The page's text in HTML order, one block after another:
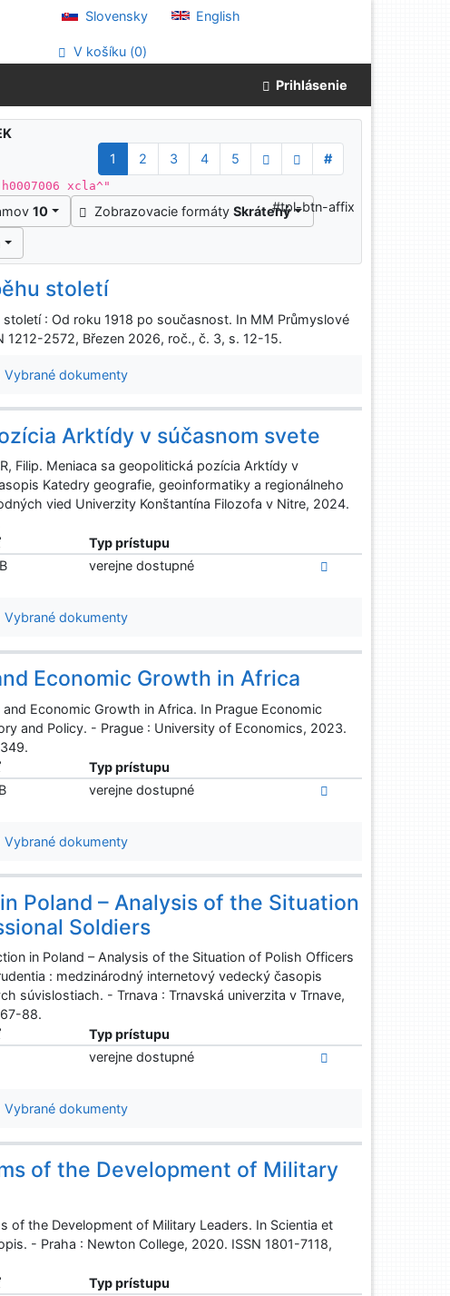
Slovensky English
V košíku (0)
Prihlásenie
1 2 3 4 5
#
xcla^"
10 Zobrazovacie formátySkrátený#tpl-btn-affix
století
: Od roku 1918 po současnost. In MM Průmyslové
2572, Březen 2026, roč., č. 3, s. 12-15.
Vybrané dokumenty
Arktídy v súčasnom svete
Filip. Meniaca sa geopolitická pozícia Arktídy v
Katedry geografie, geoinformatiky a regionálneho
vied Univerzity Konštantína Filozofa v Nitre, 2024.
Typ prístupu
verejne dostupné
Vybrané dokumenty
Economic Growth in Africa
Economic Growth in Africa. In Prague Economic
and Policy. - Prague : University of Economics, 2023.
Typ prístupu
verejne dostupné
Vybrané dokumenty
Poland – Analysis of the Situation
Soldiers
in Poland – Analysis of the Situation of Polish Officers
: medzinárodný internetový vedecký časopis
súvislostiach. - Trnava : Trnavská univerzita v Trnave,
88.
Typ prístupu
verejne dostupné
Vybrané dokumenty
of the Development of Military
of the Development of Military Leaders. In Scientia et
- Praha : Newton College, 2020. ISSN 1801-7118,
Typ prístupu